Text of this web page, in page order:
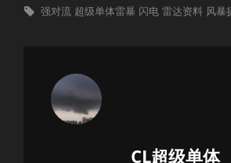
Tags,
强对流 超级单体雷暴 闪电 雷达资料 风暴
Author:
CL超级单体